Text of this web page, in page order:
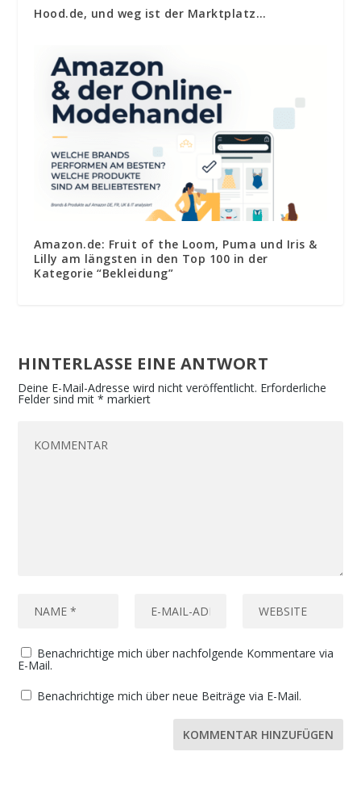
Hood.de, und weg ist der Marktplatz…
Amazon.de: Fruit of the Loom, Puma und Iris &
Lilly am längsten in den Top 100 in der
Kategorie “Bekleidung”
HINTERLASSE EINE ANTWORT
Deine E-Mail-Adresse wird nicht veröffentlicht. Erforderliche
Felder sind mit* markiert
Benachrichtige mich über nachfolgende Kommentare via
E-Mail.
Benachrichtige mich über neue Beiträge via E-Mail.